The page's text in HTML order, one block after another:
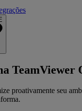
TeamViewer
proativamente seu